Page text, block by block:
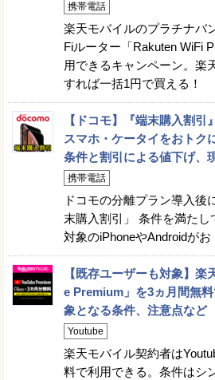
携帯電話
楽天モバイルのプラチナバ
Fiルーター「Rakuten WiFi
用できるキャンペーン。楽
すれば一括1円で買える！
【ドコモ】『端末購入割
スマホ・ケータイをおトク
条件と割引による値下げ、
携帯電話
ドコモの分離プラン導入後
末購入割引」 条件を満たし
対象のiPhoneやAndroidがお
【既存ユーザーも対象】
e Premium」を3ヵ月間無
象となる条件、注意点など
Youtube
楽天モバイル契約者は
料で利用できる。条件はシ